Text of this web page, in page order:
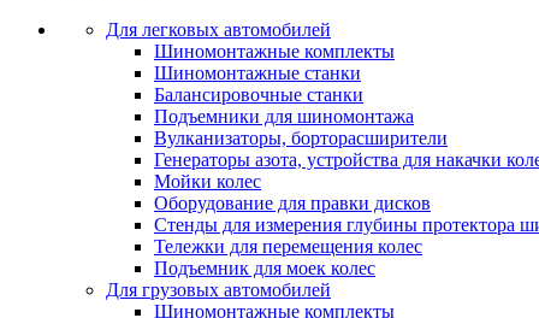
Для легковых автомобилей
Шиномонтажные комплекты
Шиномонтажные станки
Балансировочные станки
Подъемники для шиномонтажа
Вулканизаторы, борторасширители
Генераторы азота, устройства для накачки
Мойки колес
Оборудование для правки дисков
Стенды для измерения глубины протектора
Тележки для перемещения колес
Подъемник для моек колеc
Для грузовых автомобилей
Шиномонтажные комплекты